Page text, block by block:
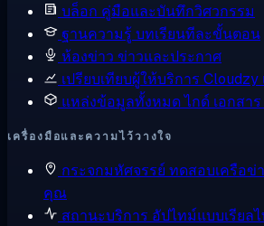
บล็อก คู่มือและบันทึกวิศวกรรม
ฐานความรู้ บทเรียนทีละขั้นตอน
ห้องข่าว ข่าวและประกาศ
เปรียบเทียบผู้ให้บริการ Cloudzy
แหล่งข้อมูลทั้งหมดไกด์ เอกสา
เครื่องมือและความไว้วางใจ
กระจกมหัศจรรย์ ทดสอบเครือข่
คุณ
สถานะบริการ อัปไทม์แบบเรียล